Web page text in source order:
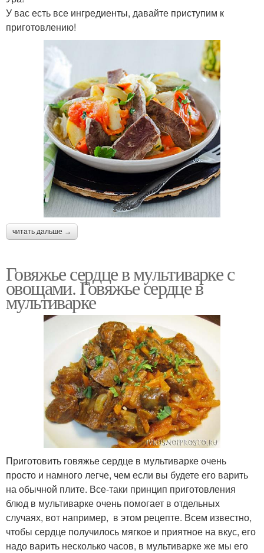
У вас есть все ингредиенты, давайте приступим к
приготовлению!
читать дальше →
Говяжье сердце в мультиварке с
овощами. Говяжье сердце в
мультиварке
Приготовить говяжье сердце в мультиварке очень
просто и намного легче, чем если вы будете его варить
на обычной плите. Все-таки принцип приготовления
блюд в мультиварке очень помогает в отдельных
случаях, вот например, в этом рецепте. Всем известно,
чтобы сердце получилось мягкое и приятное на вкус, его
надо варить несколько часов, в мультиварке же мы его